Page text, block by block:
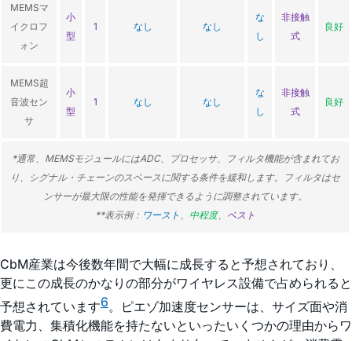
MEMSマ
イクロフ
ォン
小
型
1 なし なし
な
し
非接触
式
良好
MEMS超
音波セン
サ
小
型
1 なし なし
な
し
非接触
式
良好
*通常、MEMSモジュールにはADC、プロセッサ、フィルタ機能が含まれてお
り、シグナル・チェーンのスペースに関する条件を緩和します。フィルタはセ
ンサーが最大限の性能を発揮できるように調整されています。
**表示例： ワースト 中程度、 ベスト
CbM産業は今後数年間で大幅に成長すると予想されており、
更にこの成長のかなりの部分がワイヤレス設備で占められると
予想されています6。ピエゾ加速度センサーは、サイズ面や消
費電力、集積化機能を持たないといったいくつかの理由からワ